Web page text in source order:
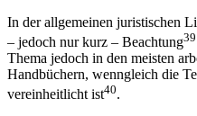
In der allgemeinen juristischen
– jedoch nur kurz – Beachtung39
Thema jedoch in den meisten
Handbüchern, wenngleich die
vereinheitlicht ist40.